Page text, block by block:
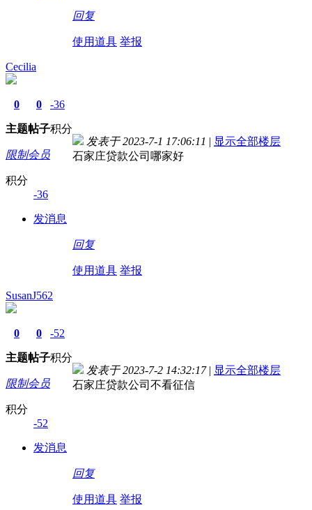
回复
使用道具 举报
Cecilia
0
主题
0
帖子
-36
积分
限制会员
积分
-36
发消息
发表于 2023-7-1 17:06:11 | 显示全部楼层
石家庄贷款公司哪家好
回复
使用道具 举报
SusanJ562
0
主题
0
帖子
-52
积分
限制会员
积分
-52
发消息
发表于 2023-7-2 14:32:17 | 显示全部楼层
石家庄贷款公司不看征信
回复
使用道具 举报